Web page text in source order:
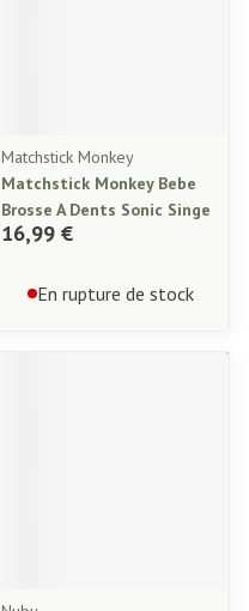
Matchstick Monkey
Matchstick Monkey Bebe
Brosse A Dents Sonic Singe
16,99 €
En rupture de stock